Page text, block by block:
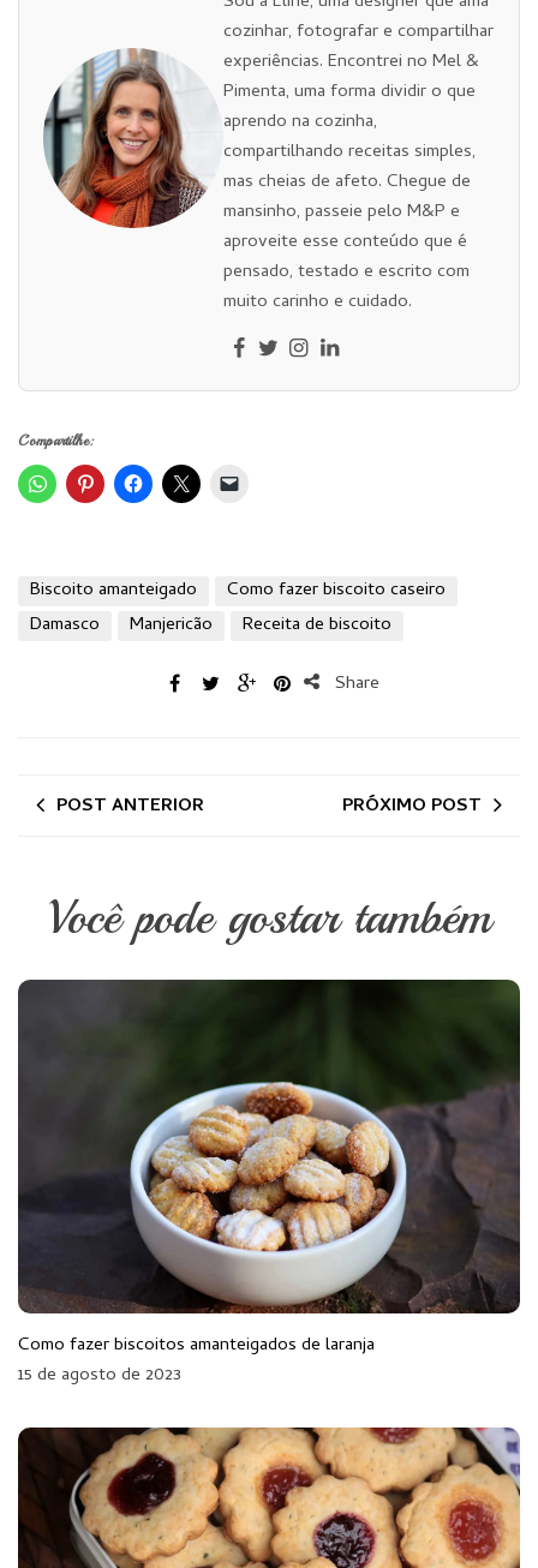
cozinhar, fotografar e compartilhar
experiências. Encontrei no Mel &
Pimenta, uma forma dividir o que
aprendo na cozinha,
compartilhando receitas simples,
mas cheias de afeto. Chegue de
mansinho, passeie pelo M&P e
aproveite esse conteúdo que é
pensado, testado e escrito com
muito carinho e cuidado.
Compartilhe:
Biscoito amanteigado
Como fazer biscoito caseiro
Damasco
Manjericão Receita de biscoito
Share
POST ANTERIOR PRÓXIMO POST
Você pode gostar também
Como fazer biscoitos amanteigados de laranja
15 de agosto de 2023